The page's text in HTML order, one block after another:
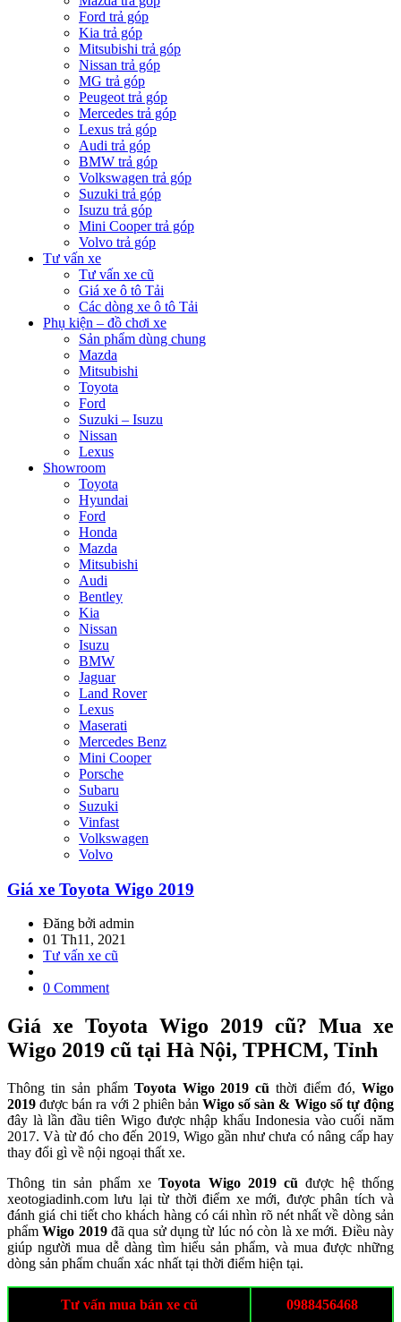
Ford trả góp
Kia trả góp
Mitsubishi trả góp
Nissan trả góp
MG trả góp
Peugeot trả góp
Mercedes trả góp
Lexus trả góp
Audi trả góp
BMW trả góp
Volkswagen trả góp
Suzuki trả góp
Isuzu trả góp
Mini Cooper trả góp
Volvo trả góp
Tư vấn xe
Tư vấn xe cũ
Giá xe ô tô Tải
Các dòng xe ô tô Tải
Phụ kiện – đồ chơi xe
Sản phẩm dùng chung
Mazda
Mitsubishi
Toyota
Ford
Suzuki – Isuzu
Nissan
Lexus
Showroom
Toyota
Hyundai
Ford
Honda
Mazda
Mitsubishi
Audi
Bentley
Kia
Nissan
Isuzu
BMW
Jaguar
Land Rover
Lexus
Maserati
Mercedes Benz
Mini Cooper
Porsche
Subaru
Suzuki
Vinfast
Volkswagen
Volvo
Giá xe Toyota Wigo 2019
Đăng bởi admin
01 Th11, 2021
Tư vấn xe cũ
0 Comment
Giá xe Toyota Wigo 2019 cũ? Mua xe
Wigo 2019 cũ tại Hà Nội, TPHCM, Tỉnh
Thông tin sản phẩm Toyota Wigo 2019 cũ thời điểm đó,Wigo
2019 được bán ra với 2 phiên bảnWigo số sàn & Wigo số tự động
đây là lần đầu tiên Wigo được nhập khẩu Indonesia vào cuối năm
2017. Và từ đó cho đến 2019, Wigo gần như chưa có nâng cấp hay
thay đổi gì về nội ngoại thất xe.
Thông tin sản phẩm xeToyota Wigo 2019 cũ được hệ thống
xeotogiadinh.com lưu lại từ thời điểm xe mới, được phân tích và
đánh giá chi tiết cho khách hàng có cái nhìn rõ nét nhất về dòng sản
phẩmWigo 2019đã qua sử dụng từ lúc nó còn là xe mới. Điều này
giúp người mua dễ dàng tìm hiểu sản phẩm, và mua được những
dòng sản phẩm chuẩn xác nhất tại thời điểm hiện tại.
Tư vấn mua bán xe cũ 0988456468